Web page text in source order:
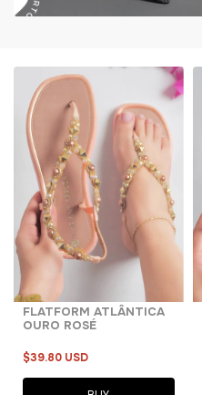
FLATFORM ATLÂNTICA
OURO ROSÉ
$39.80 USD